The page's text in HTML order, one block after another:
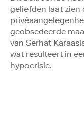
geliefden laat
geobsedeerde
van Serhat
wat resulteert in
hypocrisie.